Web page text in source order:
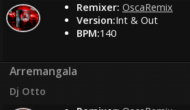
Remixer: OscaRemix
Version:Int & Out
BPM:140
Arremangala
Dj Otto